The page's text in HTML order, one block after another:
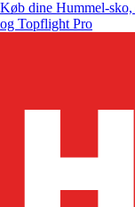
Køb dine Hummel-sko,
og Topflight Pro